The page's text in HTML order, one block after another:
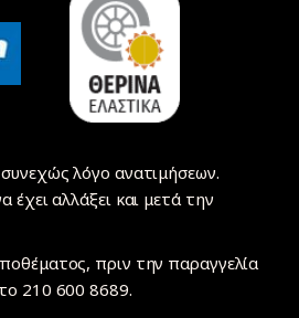
λόγο ανατιμήσεων.
έχει αλλάξει και μετά την
πριν την παραγγελία
210 600 8689.